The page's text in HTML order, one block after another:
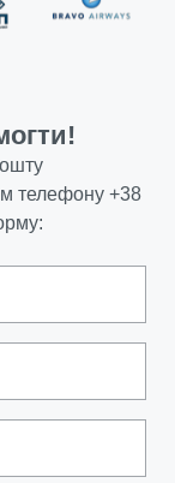
телефону +38